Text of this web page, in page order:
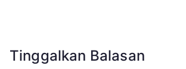
Tinggalkan Balasan